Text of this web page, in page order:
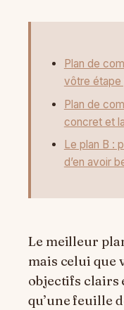
Plan de
vôtre étape
Plan de
concret et
Le plan B :
d’en avoir
Le meilleur
mais celui que
objectifs clairs
qu’une feuille